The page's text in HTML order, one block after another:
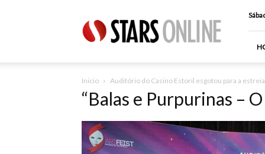
Online
Inicio Auditório do Casino Estoril esgotou para a
“Balas e Purpurinas –